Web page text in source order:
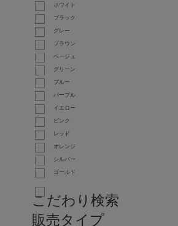
ホワイト
ブラック
グレー
ブラウン
ベージュ
グリーン
ブルー
パープル
イエロー
ピンク
レッド
オレンジ
シルバー
ゴールド
こだわり検索
販売タイプ